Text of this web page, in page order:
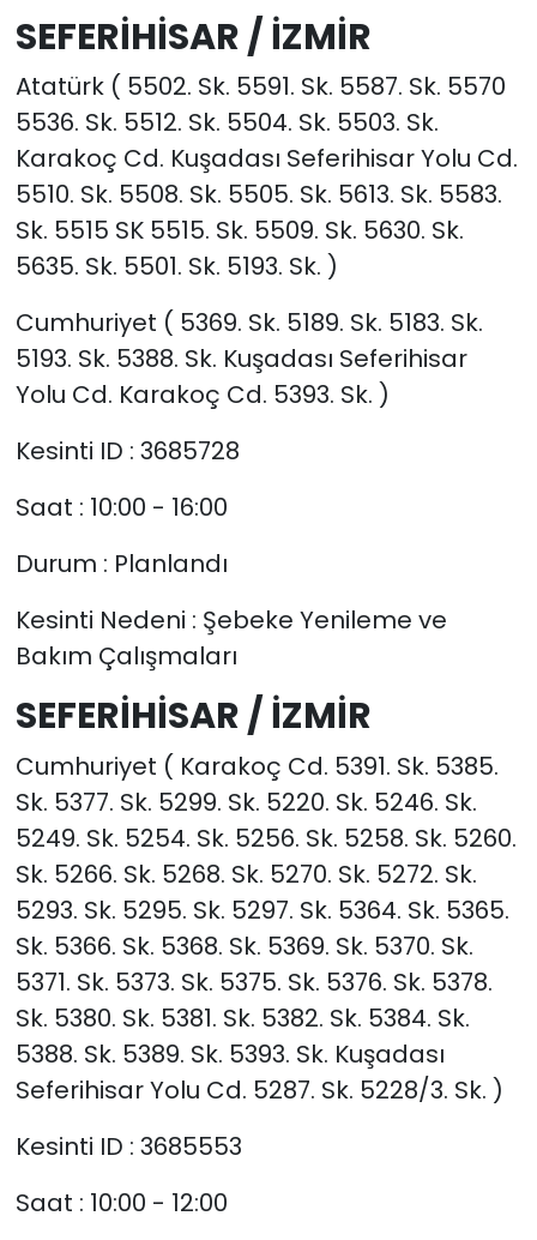
SEFERİHİSAR / İZMİR
Atatürk ( 5502. Sk. 5591. Sk. 5587. Sk. 5570
5536. Sk. 5512. Sk. 5504. Sk. 5503. Sk.
Karakoç Cd. Kuşadası Seferihisar Yolu Cd.
5510. Sk. 5508. Sk. 5505. Sk. 5613. Sk. 5583.
Sk. 5515 SK 5515. Sk. 5509. Sk. 5630. Sk.
5635. Sk. 5501. Sk. 5193. Sk. )
Cumhuriyet ( 5369. Sk. 5189. Sk. 5183. Sk.
5193. Sk. 5388. Sk. Kuşadası Seferihisar
Yolu Cd. Karakoç Cd. 5393. Sk. )
Kesinti ID : 3685728
Saat : 10:00 - 16:00
Durum : Planlandı
Kesinti Nedeni : Şebeke Yenileme ve
Bakım Çalışmaları
SEFERİHİSAR / İZMİR
Cumhuriyet ( Karakoç Cd. 5391. Sk. 5385.
Sk. 5377. Sk. 5299. Sk. 5220. Sk. 5246. Sk.
5249. Sk. 5254. Sk. 5256. Sk. 5258. Sk. 5260.
Sk. 5266. Sk. 5268. Sk. 5270. Sk. 5272. Sk.
5293. Sk. 5295. Sk. 5297. Sk. 5364. Sk. 5365.
Sk. 5366. Sk. 5368. Sk. 5369. Sk. 5370. Sk.
5371. Sk. 5373. Sk. 5375. Sk. 5376. Sk. 5378.
Sk. 5380. Sk. 5381. Sk. 5382. Sk. 5384. Sk.
5388. Sk. 5389. Sk. 5393. Sk. Kuşadası
Seferihisar Yolu Cd. 5287. Sk. 5228/3. Sk. )
Kesinti ID : 3685553
Saat : 10:00 - 12:00